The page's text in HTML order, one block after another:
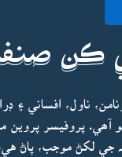
ڪن
ناول، افساني
آھي. پروفيسر